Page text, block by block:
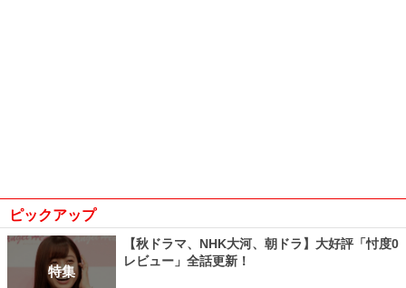
ピックアップ
特集
【秋ドラマ、NHK大河、朝ドラ】大好評「忖度0
レビュー」全話更新！